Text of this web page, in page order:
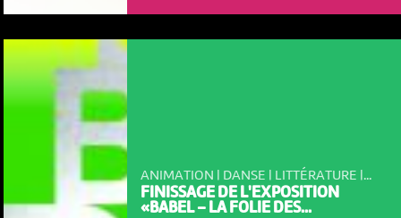
ANIMATION | DANSE | LITTÉRATURE |...
FINISSAGE DE L'EXPOSITION
«BABEL – LA FOLIE DES...